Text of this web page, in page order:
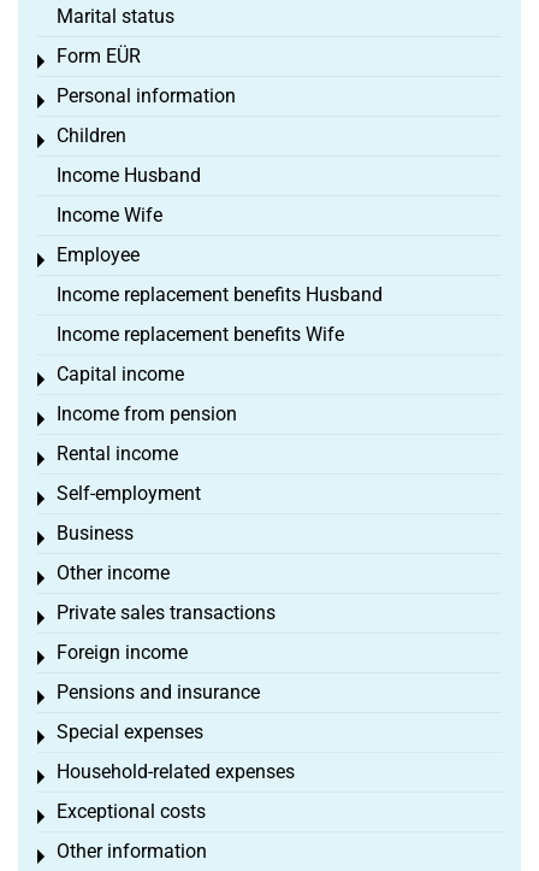
Marital status
Form EÜR
Toggle menu
Personal information
Toggle menu
Children
Toggle menu
Income Husband
Income Wife
Employee
Toggle menu
Income replacement benefits Husband
Income replacement benefits Wife
Capital income
Toggle menu
Income from pension
Toggle menu
Rental income
Toggle menu
Self-employment
Toggle menu
Business
Toggle menu
Other income
Toggle menu
Private sales transactions
Toggle menu
Foreign income
Toggle menu
Pensions and insurance
Toggle menu
Special expenses
Toggle menu
Household-related expenses
Toggle menu
Exceptional costs
Toggle menu
Other information
Toggle menu